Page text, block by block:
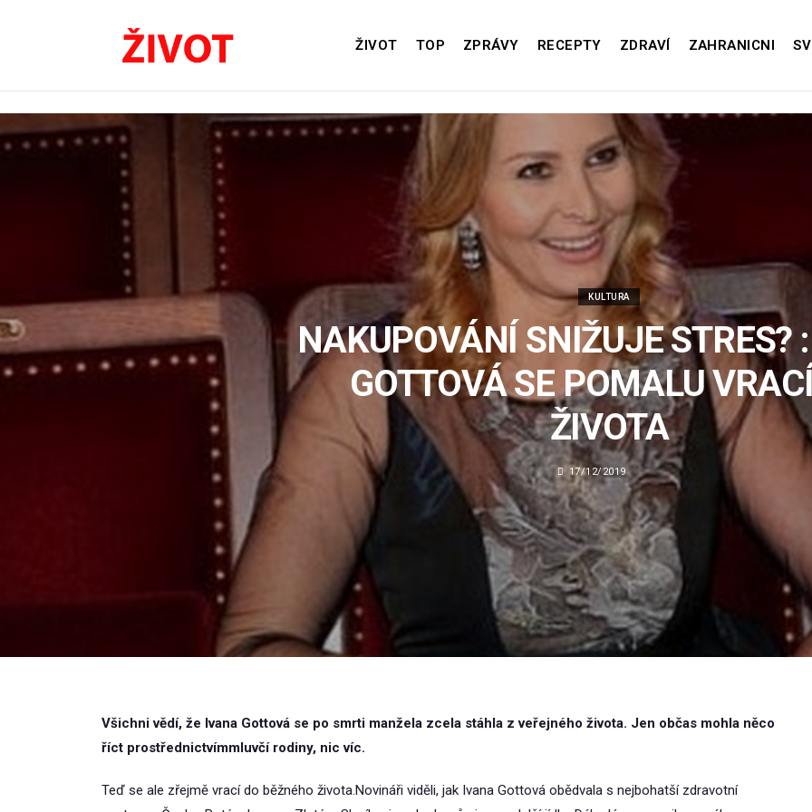
ŽIVOT TOP ZPRÁVY RECEPTY ZDRAVÍ ZAHRANICNI
KULTURA
NAKUPOVÁNÍ SNIŽUJE STRES?
GOTTOVÁ SE POMALU
ŽIVOTA
17/12/2019
Všichni vědí, že Ivana Gottová se po smrti manžela zcela stáhla z veřejného života. Jen občas mohla něco
říct prostřednictvímmluvčí rodiny, nic víc.
Teď se ale zřejmě vrací do běžného života.Novináři viděli, jak Ivana Gottová obědvala s nejbohatší zdravotní